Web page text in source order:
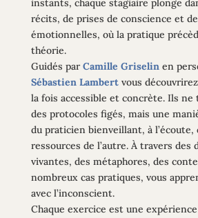
instants, chaque stagiaire plonge
récits, de prises de conscience et
émotionnelles, où la pratique
théorie.
Guidés par Camille Griselinen
Sébastien Lambertvous
la fois accessible et concrète. Ils
des protocoles figés, mais une
du praticien bienveillant, à l’écoute,
ressources de l’autre. À travers des
vivantes, des métaphores, des
nombreux cas pratiques, vous
avec l’inconscient.
Chaque exercice est une